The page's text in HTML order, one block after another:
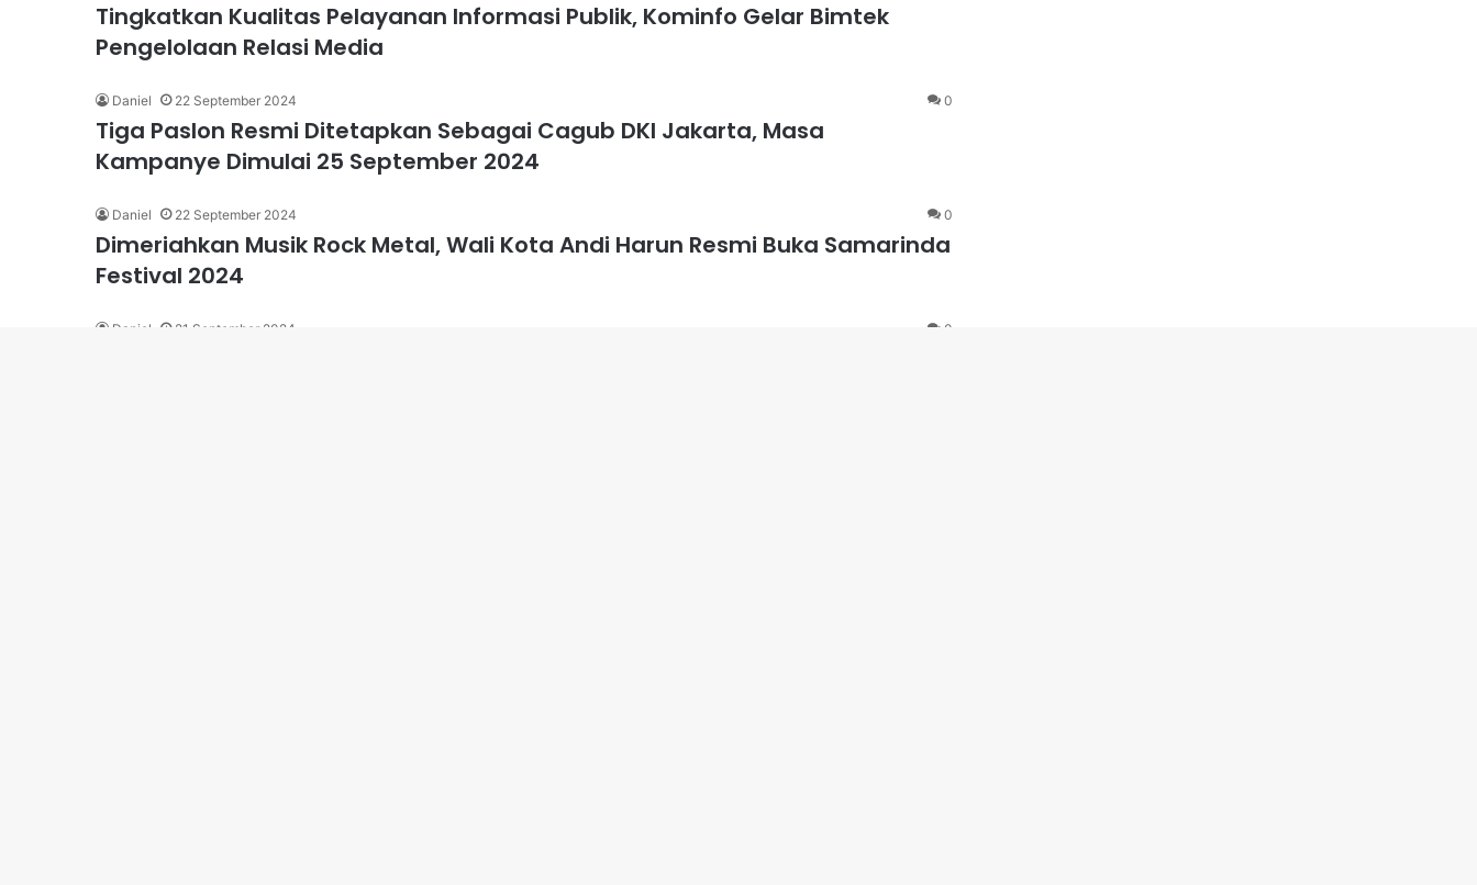
Tingkatkan Kualitas Pelayanan Informasi Publik, Kominfo Gelar Bimtek
Pengelolaan Relasi Media
Daniel 22 September 2024 0
Tiga Paslon Resmi Ditetapkan Sebagai Cagub DKI Jakarta, Masa
Kampanye Dimulai 25 September 2024
Daniel 22 September 2024 0
Dimeriahkan Musik Rock Metal, Wali Kota Andi Harun Resmi Buka Samarinda
Festival 2024
Daniel 21 September 2024 0